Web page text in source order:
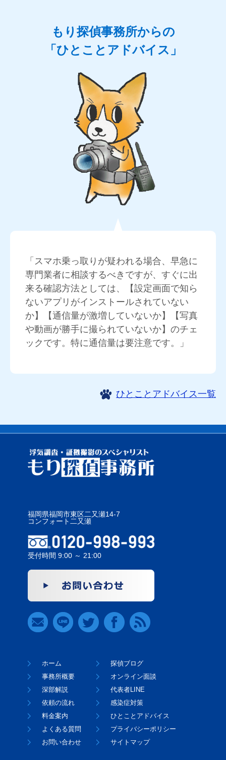
もり探偵事務所からの
「ひとことアドバイス」
「スマホ乗っ取りが疑われる場合、早急に
専門業者に相談するべきですが、すぐに出
来る確認方法としては、【設定画面で知ら
ないアプリがインストールされていない
か】【通信量が激増していないか】【写真
や動画が勝手に撮られていないか】のチェ
ックです。特に通信量は要注意です。」
ひとことアドバイス一覧
福岡県福岡市東区二又瀬14-7
コンフォート二又瀬
受付時間 9:00 ～ 21:00
ホーム
事務所概要
深部解説
依頼の流れ
料金案内
よくある質問
お問い合わせ
探偵ブログ
オンライン面談
代表者LINE
感染症対策
ひとことアドバイス
プライバシーポリシー
サイトマップ